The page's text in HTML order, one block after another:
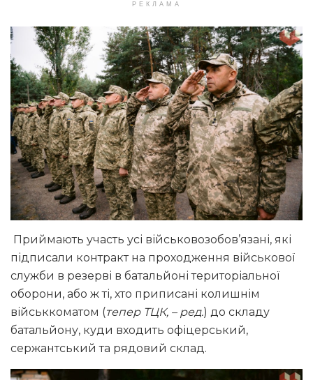
РЕКЛАМА
Приймають участь усі військовозобов’язані, які
підписали контракт на проходження військової
служби в резерві в батальйоні територіальної
оборони, або ж ті, хто приписані колишнім
військкоматом (тепер ТЦК, – ред.) до складу
батальйону, куди входить офіцерський,
сержантський та рядовий склад.